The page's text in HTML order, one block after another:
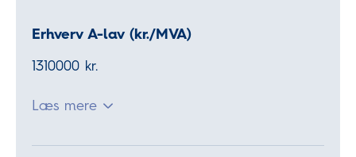
Erhverv A-lav (kr./MVA)
1310000 kr.
Læs mere